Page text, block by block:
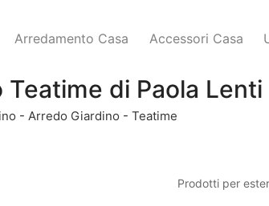
Arredamento Casa Accessori Casa
di Paola Lenti
- Arredo Giardino - Teatime
Prodotti per